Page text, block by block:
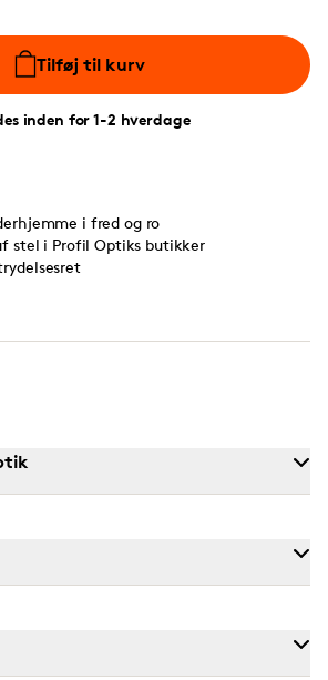
Tilføj til kurv
inden for 1-2 hverdage
i fred og ro
stel i Profil Optiks butikker